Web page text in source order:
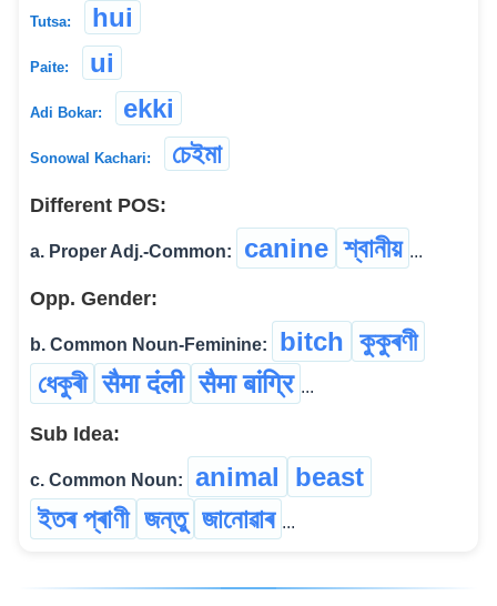
Tutsa: hui
Paite: ui
Adi Bokar: ekki
Sonowal Kachari: চেইমা
Different POS:
a. Proper Adj.-Common: canine শ্বানীয় ...
Opp. Gender:
b. Common Noun-Feminine: bitch কুকুৰণী
ধেকুৰী सैमा दंली सैमा बांग्रि ...
Sub Idea:
c. Common Noun: animal
beast
ইতৰ প্ৰাণী জন্তু জানোৱাৰ ...